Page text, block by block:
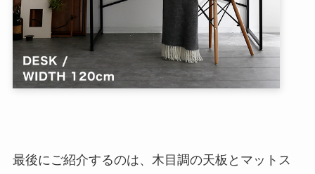
最後にご紹介するのは、木目調の天板とマットス